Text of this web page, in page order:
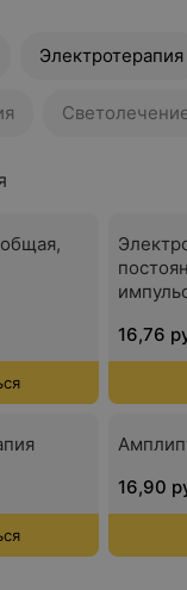
Электротерапия
16,76
16,90